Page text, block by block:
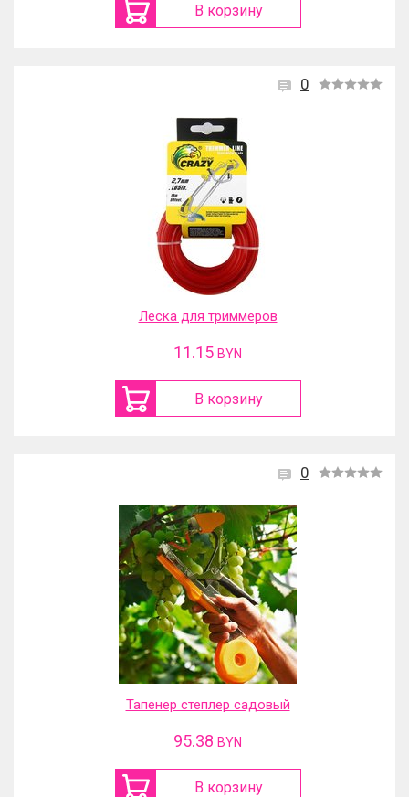
В корзину
0
Леска для триммеров
11.15 BYN
В корзину
0
Тапенер степлер садовый
95.38 BYN
В корзину